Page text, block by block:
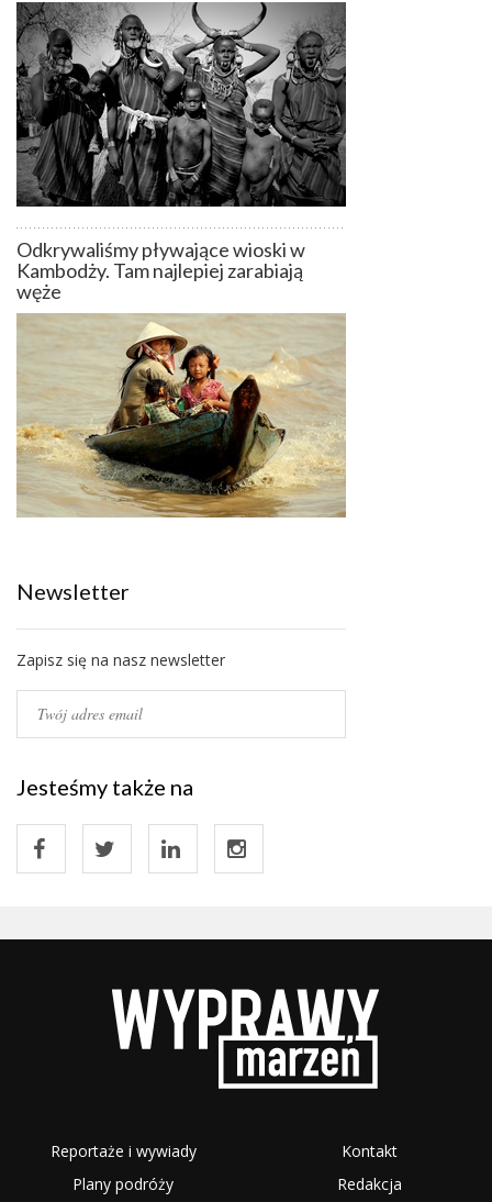
Odkrywaliśmy pływające wioski w
Kambodży. Tam najlepiej zarabiają
węże
Newsletter
Zapisz się na nasz newsletter
Jesteśmy także na
Reportaże i wywiady
Plany podróży
Kontakt
Redakcja